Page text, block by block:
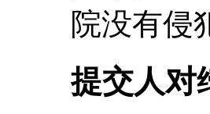
院没有侵
提交人对